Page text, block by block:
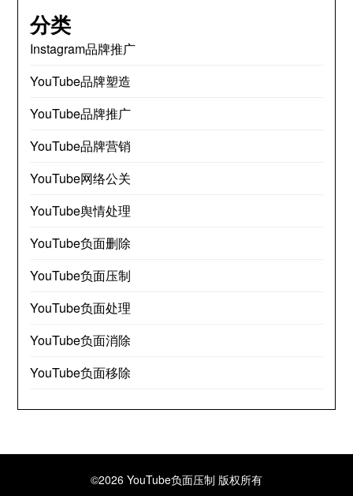
分类
Instagram品牌推广
YouTube品牌塑造
YouTube品牌推广
YouTube品牌营销
YouTube网络公关
YouTube舆情处理
YouTube负面删除
YouTube负面压制
YouTube负面处理
YouTube负面消除
YouTube负面移除
©2026 YouTube负面压制 版权所有